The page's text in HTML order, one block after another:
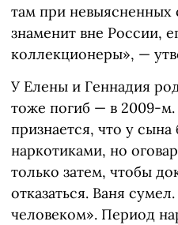
там при невыясненных
знаменит вне России,
коллекционеры», —
У Елены и Геннадия
тоже погиб — в 2009-
признается, что у
наркотиками, но
только затем, чтобы
отказаться. Ваня
человеком». Период